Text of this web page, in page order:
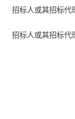
招标人或其招标代
招标人或其招标代